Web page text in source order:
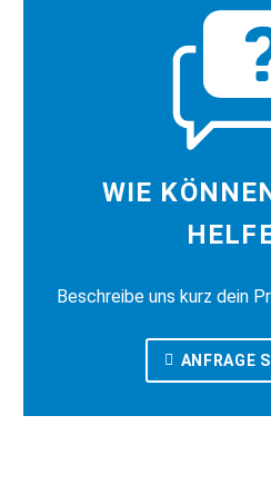
WIE
Beschreibe uns kurz dein
ANFRAGE